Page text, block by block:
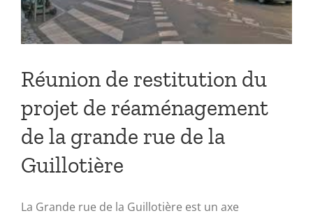
Réunion de restitution du
projet de réaménagement
de la grande rue de la
Guillotière
La Grande rue de la Guillotière est un axe